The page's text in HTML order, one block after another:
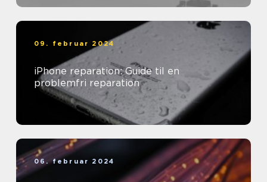
09. februar 2024
iPhone reparation: Guide til en
problemfri reparation
06. februar 2024